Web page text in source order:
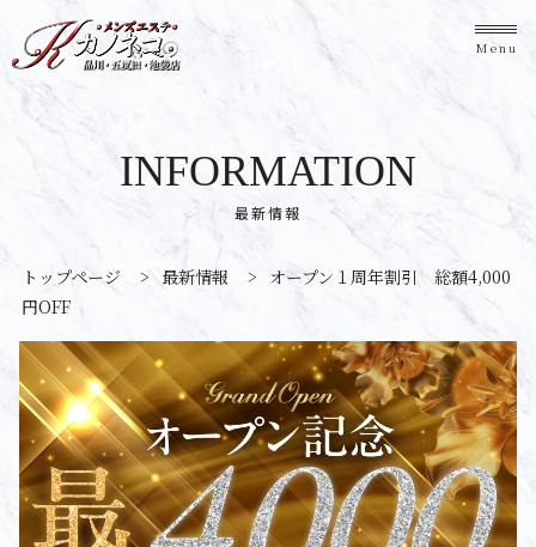
Menu
最新情報
INFORMATION
トップページ > 最新情報 > オープン１周年割引 総額4,000
円OFF